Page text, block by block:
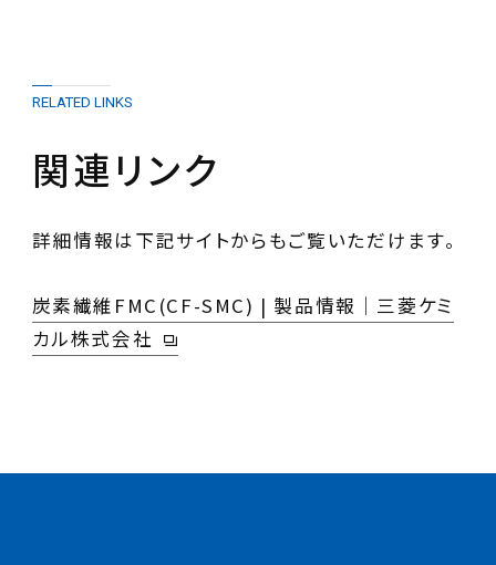
RELATED LINKS
関連リンク
詳細情報は下記サイトからもご覧いただけます。
炭素繊維FMC(CF-SMC) | 製品情報｜三菱ケミ
カル株式会社